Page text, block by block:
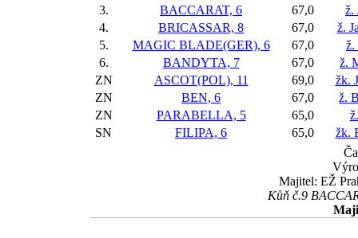
3.
BACCARAT, 6 67,0
ž.
4.
BRICASSAR, 8 67,0
ž.
5.
MAGIC BLADE(GER), 6 67,0
ž.
6.
BANDYTA, 7 67,0
ž.
ZN
ASCOT(POL), 11 69,0
žk.
ZN
BEN, 6 67,0
ž.
ZN
PARABELLA, 5 65,0
SN
FILIPA, 6 65,0
žk.
Majitel: EŽ
Kůň č.9